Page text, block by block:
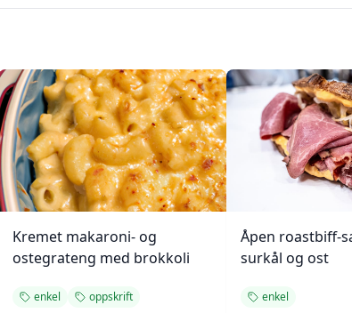
Kremet makaroni- og
ostegrateng med brokkoli
enkel oppskrift
Åpen roastbiff-
surkål og ost
enkel